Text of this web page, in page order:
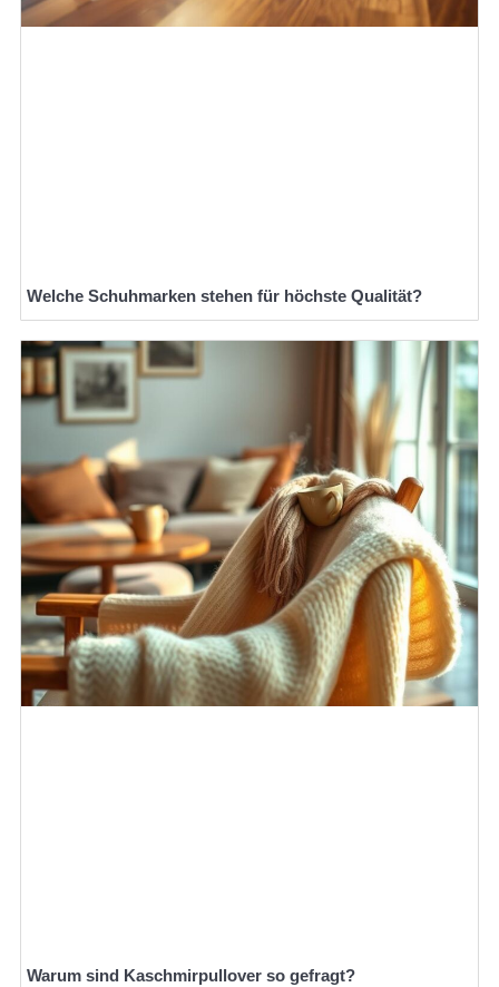
Welche Schuhmarken stehen für höchste Qualität?
Warum sind Kaschmirpullover so gefragt?